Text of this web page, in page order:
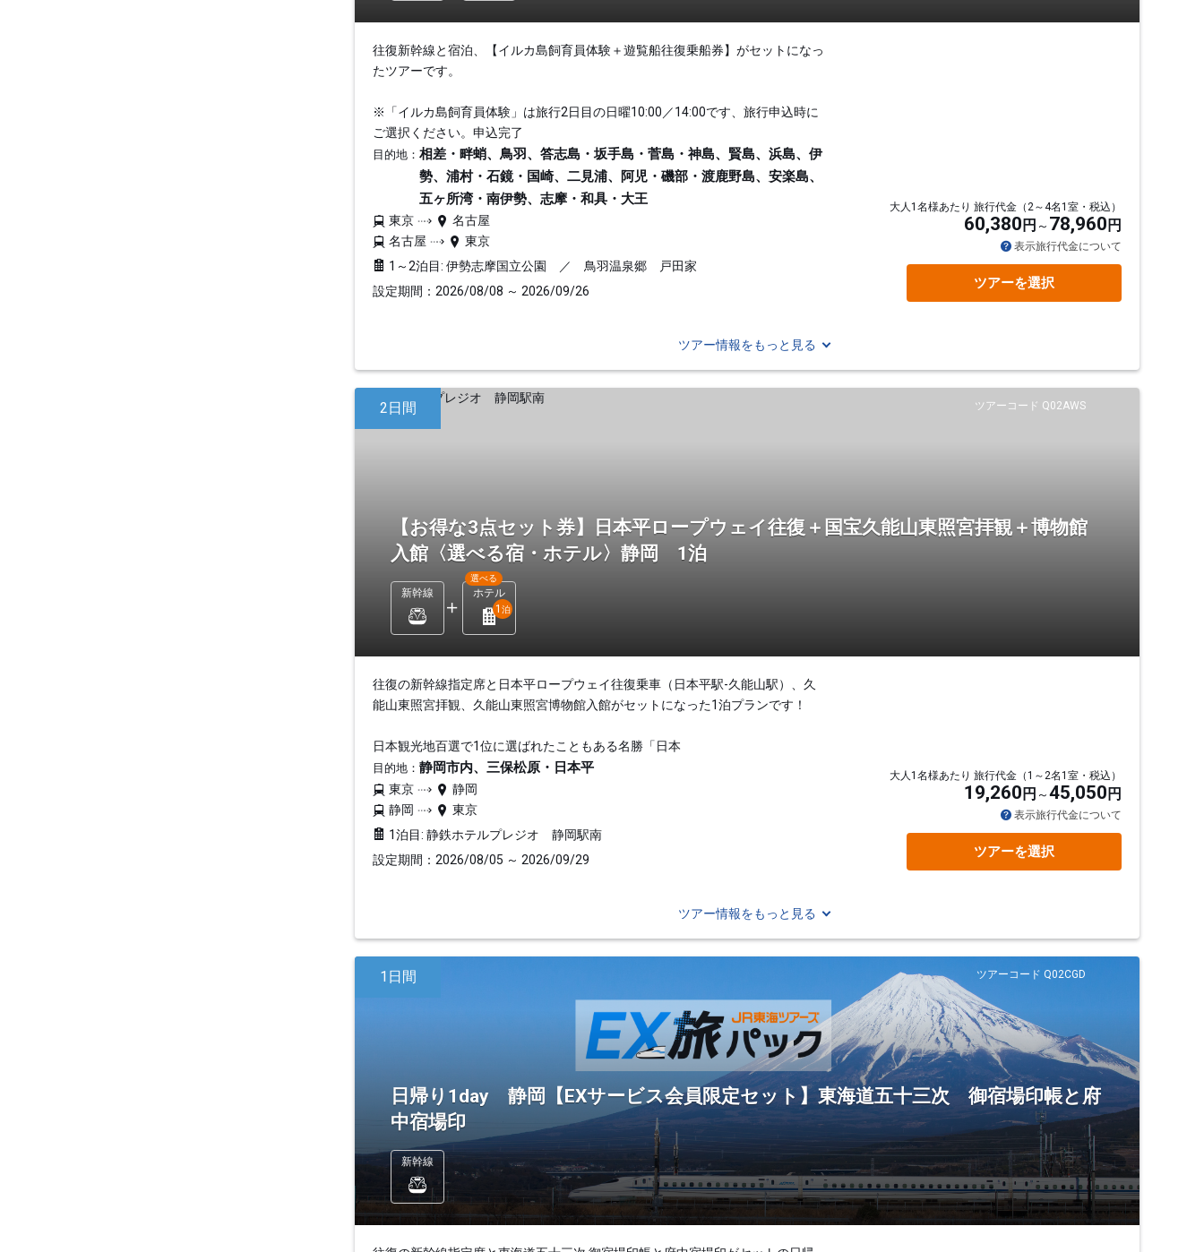
往復新幹線と宿泊、【イルカ島飼育員体験＋遊覧船往復乗船券】がセットになっ
たツアーです。
※「イルカ島飼育員体験」は旅行2日目の日曜10:00／14:00です、旅行申込時に
ご選択ください。申込完了
目的地： 相差・畔蛸、鳥羽、答志島・坂手島・菅島・神島、賢島、浜島、伊
勢、浦村・石鏡・国崎、二見浦、阿児・磯部・渡鹿野島、安楽島、
五ヶ所湾・南伊勢、志摩・和具・大王
東京
名古屋
名古屋
東京
1～2泊目: 伊勢志摩国立公園 ／ 鳥羽温泉郷 戸田家
設定期間：2026/08/08 ～ 2026/09/26
大人1名様あたり 旅行代金（2～4名1室・税込）
60,380 円 78,960 円
表示旅行代金について
ツアーを選択
ツアー情報をもっと見る
ツアーコード Q02AWS
2日間
【お得な3点セット券】日本平ロープウェイ往復＋国宝久能山東照宮拝観＋博物館
入館〈選べる宿・ホテル〉静岡 1泊
新幹線 ホテル
選べる
1 泊
往復の新幹線指定席と日本平ロープウェイ往復乗車（日本平駅-久能山駅）、久
能山東照宮拝観、久能山東照宮博物館入館がセットになった1泊プランです！
日本観光地百選で1位に選ばれたこともある名勝「日本
目的地： 静岡市内、三保松原・日本平
東京
静岡
静岡
東京
1泊目: 静鉄ホテルプレジオ 静岡駅南
設定期間：2026/08/05 ～ 2026/09/29
大人1名様あたり 旅行代金（1～2名1室・税込）
19,260 円 45,050 円
表示旅行代金について
ツアーを選択
ツアー情報をもっと見る
ツアーコード Q02CGD
1日間
日帰り1day 静岡【EXサービス会員限定セット】東海道五十三次 御宿場印帳と府
中宿場印
新幹線